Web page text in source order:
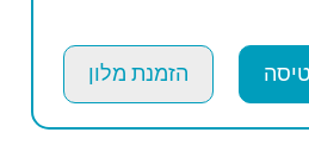
הזמנת מלון